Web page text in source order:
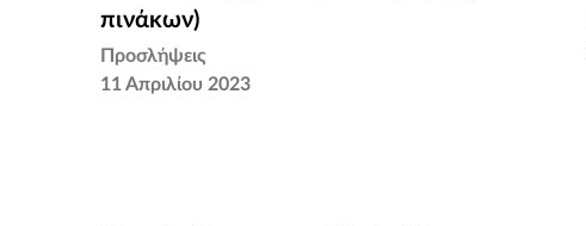
πινάκων)
πινάκων)
Προσλήψεις
11 Απριλίου 2023